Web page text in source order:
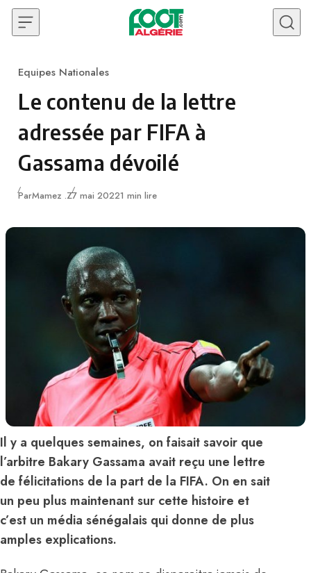
Skip to content
Category
Equipes Nationales
Le contenu de la lettre
adressée par FIFA à
Gassama dévoilé
ParMamez .ZPublié
7 mai 20221 min lire
Il y a quelques semaines, on faisait savoir que
l’arbitre Bakary Gassama avait reçu une lettre
de félicitations de la part de la FIFA. On en sait
un peu plus maintenant sur cette histoire et
c’est un média sénégalais qui donne de plus
amples explications.